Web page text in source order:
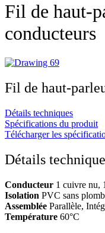
Fil de haut-
conducteurs
Fil de haut-
Détails techniques
Spécifications du produit
Télécharger les
Détails
Conducteur 1 cuivre nu,
Isolation PVC sans
Assemblée Parallèle,
Température 60°C